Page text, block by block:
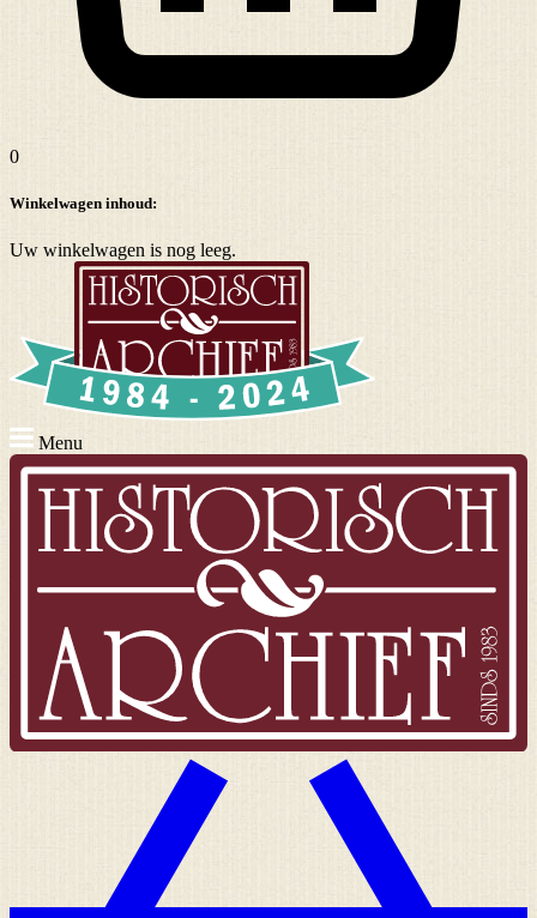
0
Winkelwagen inhoud:
Uw winkelwagen is nog leeg.
Menu